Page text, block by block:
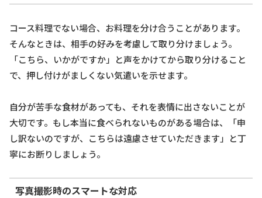
コース料理でない場合、お料理を分け合うことがあります。
そんなときは、相手の好みを考慮して取り分けましょう。
「こちら、いかがですか」と声をかけてから取り分けること
で、押し付けがましくない気遣いを示せます。
自分が苦手な食材があっても、それを表情に出さないことが
大切です。もし本当に食べられないものがある場合は、「申
し訳ないのですが、こちらは遠慮させていただきます」と丁
寧にお断りしましょう。
写真撮影時のスマートな対応